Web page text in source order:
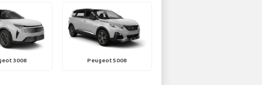
3008 Peugeot 5008